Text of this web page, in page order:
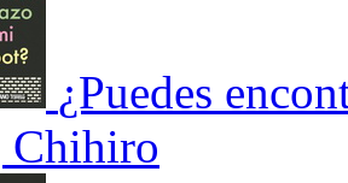
¿Puedes
Chihiro